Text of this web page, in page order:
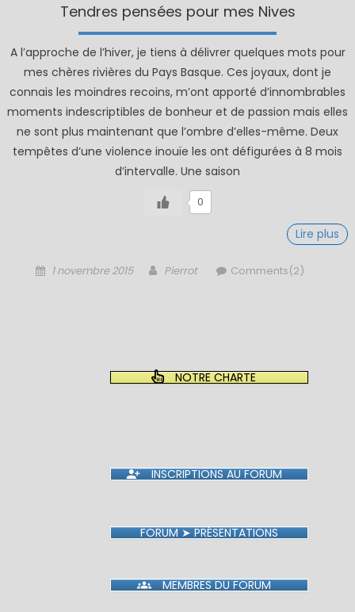
Tendres pensées pour mes Nives
A l’approche de l’hiver, je tiens à délivrer quelques mots pour
mes chères rivières du Pays Basque. Ces joyaux, dont je
connais les moindres recoins, m’ont apporté d’innombrables
moments indescriptibles de bonheur et de passion mais elles
ne sont plus maintenant que l’ombre d’elles-même. Deux
tempêtes d’une violence inouïe les ont défigurées à 8 mois
d’intervalle. Une saison
0
Lire plus
Posted
1 novembre 2015 Author
Pierrot Comments(2)
NOTRE CHARTE
INSCRIPTIONS AU FORUM
FORUM ➤ PRÉSENTATIONS
MEMBRES DU FORUM